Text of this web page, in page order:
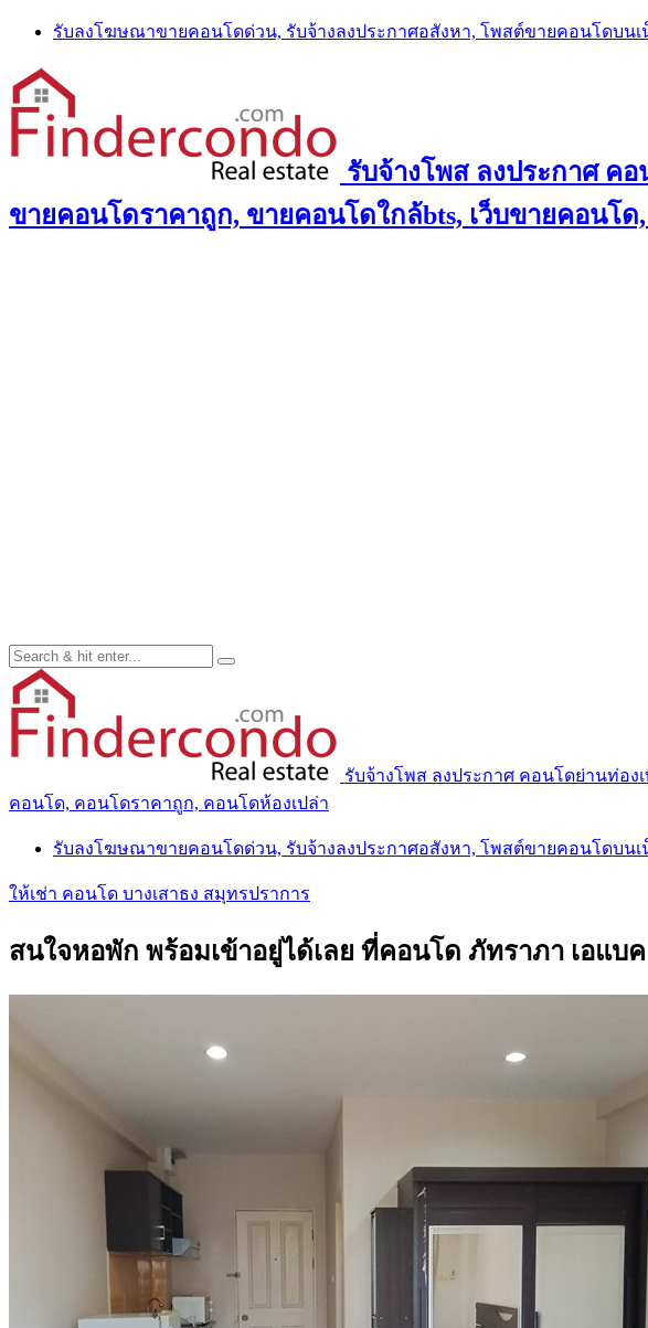
Skip
content
รับลงโฆษณาขายคอนโดด่วน, รับจ้างลงประกาศอสังหา, โพสต์ขายคอนโดบนเ
รับจ้างโพส ลงประกาศ ค
ขายคอนโดราคาถูก, ขายคอนโดใกล้bts, เว็บขายคอนโ
รับจ้างโพส ลงประกาศ คอนโดย่านท่อ
คอนโด, คอนโดราคาถูก, คอนโดห้องเปล่า
รับลงโฆษณาขายคอนโดด่วน, รับจ้างลงประกาศอสังหา, โพสต์ขายคอนโดบนเ
ให้เช่า คอนโด บางเสาธง สมุทรปราการ
สนใจหอพัก พร้อมเข้าอยู่ได้เลย ที่คอนโด ภัทราภา เอแบค